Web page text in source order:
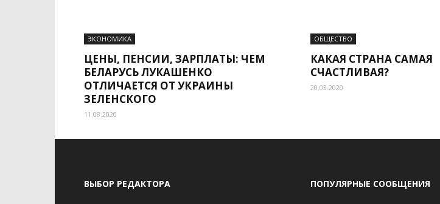
ЭКОНОМИКА
ЦЕНЫ, ПЕНСИИ, ЗАРПЛАТЫ: ЧЕМ
БЕЛАРУСЬ ЛУКАШЕНКО
ОТЛИЧАЕТСЯ ОТ УКРАИНЫ
ЗЕЛЕНСКОГО
11.08.2020
ОБЩЕСТВО
КАКАЯ СТРАНА САМАЯ
СЧАСТЛИВАЯ?
20.03.2020
ВЫБОР РЕДАКТОРА ПОПУЛЯРНЫЕ СООБЩЕНИЯ